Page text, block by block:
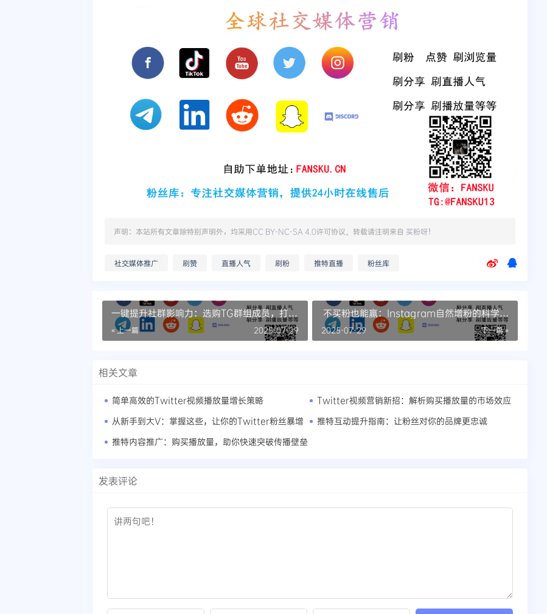
声明：本站所有文章除特别声明外，均采用CC BY-NC-SA 4.0许可协议。转载请注明来自 买粉呀！
社交媒体推广 刷赞 直播人气 刷粉 推特直播 粉丝库
一键提升社群影响力：选购TG群组成员，打造
热门社区
« 上一篇 2025-07-29
不买粉也能赢：Instagram自然增粉的科学方
法
下一篇 »
2025-07-29
相关文章
简单高效的Twitter视频播放量增长策略
Twitter视频营销新招：解析购买播放量的市场效应
从新手到大V：掌握这些，让你的Twitter粉丝暴增
推特互动提升指南：让粉丝对你的品牌更忠诚
推特内容推广：购买播放量，助你快速突破传播壁垒
发表评论